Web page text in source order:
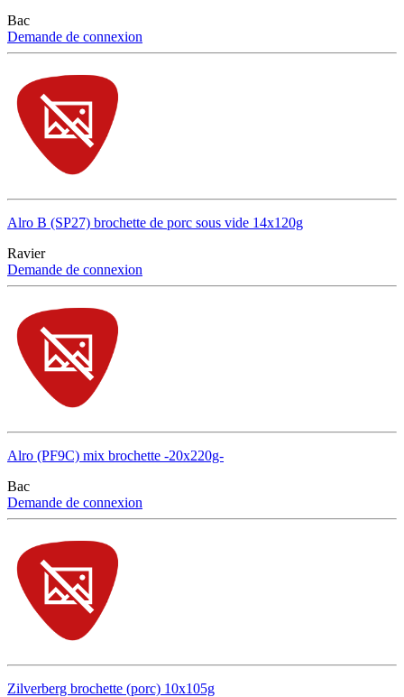
Bac
Demande de connexion
Alro B (SP27) brochette de porc sous vide 14x120g
Ravier
Demande de connexion
Alro (PF9C) mix brochette -20x220g-
Bac
Demande de connexion
Zilverberg brochette (porc) 10x105g